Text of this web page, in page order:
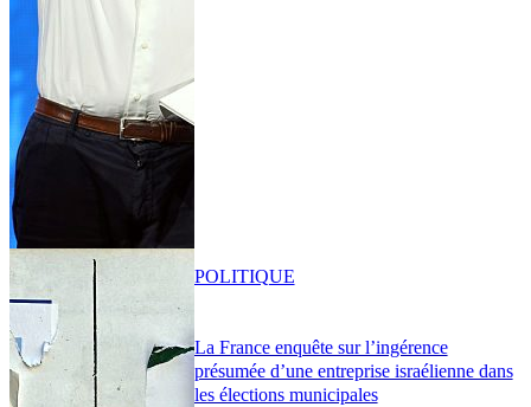
La France enquête sur l’ingérence
présumée d’une entreprise israélienne dans
les élections municipales
POLITIQUE